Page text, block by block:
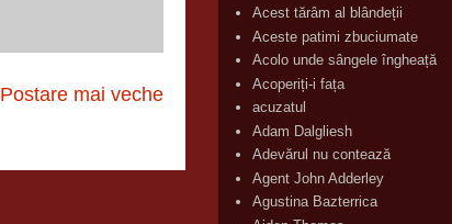
Postare mai veche
Acest tărâm al blândeții
Aceste patimi zbuciumate
Acolo unde sângele îngheață
Acoperiți-i fața
acuzatul
Adam Dalgliesh
Adevărul nu contează
Agent John Adderley
Agustina Bazterrica